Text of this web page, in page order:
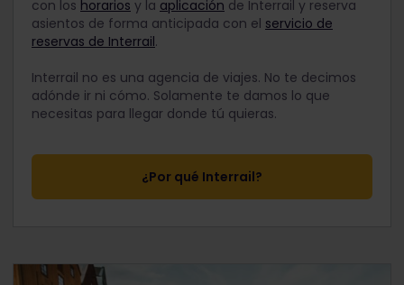
con los horarios y la aplicación de Interrail y reserva
asientos de forma anticipada con el servicio de
reservas de Interrail.
Interrail no es una agencia de viajes. No te decimos
adónde ir ni cómo. Solamente te damos lo que
necesitas para llegar donde tú quieras.
¿Por qué Interrail?